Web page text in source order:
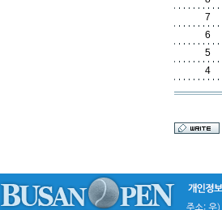
7
6
5
4